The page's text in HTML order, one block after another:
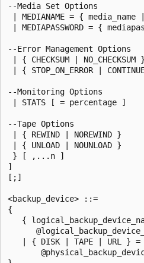
--Media Set Options
| MEDIANAME = {
| MEDIAPASSWORD = {
--Error Management Options
| { CHECKSUM |
| { STOP_ON_ERROR |
--Monitoring Options
| STATS [ = percentage ]
--Tape Options
| { REWIND | NOREWIND }
| { UNLOAD | NOUNLOAD }
} [ ,...n ]
]
[;]
<backup_device> ::=
{
{
| { DISK | TAPE | URL }